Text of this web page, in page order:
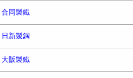
合同製鐵
日新製鋼
大阪製鐵